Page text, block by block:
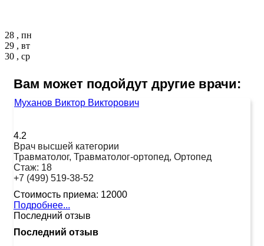
28 , пн
29 , вт
30 , ср
Вам может подойдут другие врачи:
Муханов Виктор Викторович
4.2
Врач высшей категории
Травматолог, Травматолог-ортопед, Ортопед
Стаж: 18
+7 (499) 519-38-52
Стоимость приема: 12000
Подробнее...
Последний отзыв
Последний отзыв